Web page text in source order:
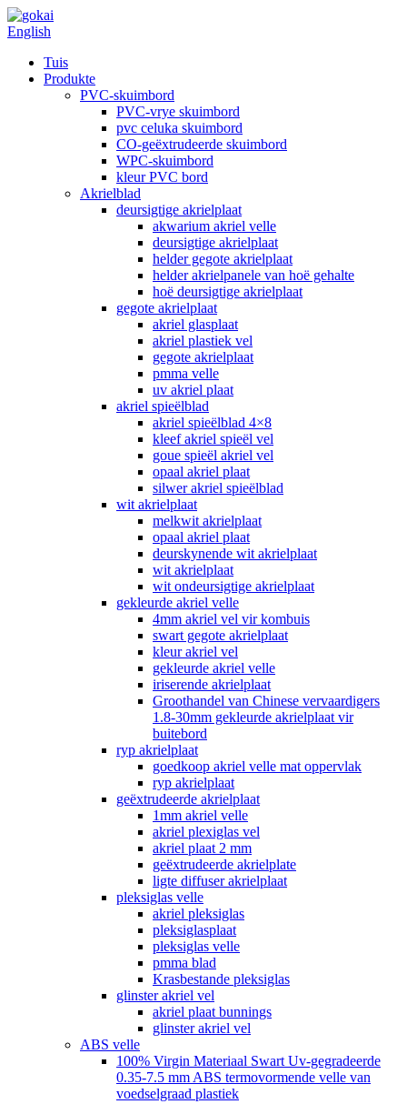
English
Tuis
Produkte
PVC-skuimbord
PVC-vrye skuimbord
pvc celuka skuimbord
CO-geëxtrudeerde skuimbord
WPC-skuimbord
kleur PVC bord
Akrielblad
deursigtige akrielplaat
akwarium akriel velle
deursigtige akrielplaat
helder gegote akrielplaat
helder akrielpanele van hoë gehalte
hoë deursigtige akrielplaat
gegote akrielplaat
akriel glasplaat
akriel plastiek vel
gegote akrielplaat
pmma velle
uv akriel plaat
akriel spieëlblad
akriel spieëlblad 4×8
kleef akriel spieël vel
goue spieël akriel vel
opaal akriel plaat
silwer akriel spieëlblad
wit akrielplaat
melkwit akrielplaat
opaal akriel plaat
deurskynende wit akrielplaat
wit akrielplaat
wit ondeursigtige akrielplaat
gekleurde akriel velle
4mm akriel vel vir kombuis
swart gegote akrielplaat
kleur akriel vel
gekleurde akriel velle
iriserende akrielplaat
Groothandel van Chinese vervaardigers
1.8-30mm gekleurde akrielplaat vir
buitebord
ryp akrielplaat
goedkoop akriel velle mat oppervlak
ryp akrielplaat
geëxtrudeerde akrielplaat
1mm akriel velle
akriel plexiglas vel
akriel plaat 2 mm
geëxtrudeerde akrielplate
ligte diffuser akrielplaat
pleksiglas velle
akriel pleksiglas
pleksiglasplaat
pleksiglas velle
pmma blad
Krasbestande pleksiglas
glinster akriel vel
akriel plaat bunnings
glinster akriel vel
ABS velle
100% Virgin Materiaal Swart Uv-gegradeerde
0.35-7.5 mm ABS termovormende velle van
voedselgraad plastiek